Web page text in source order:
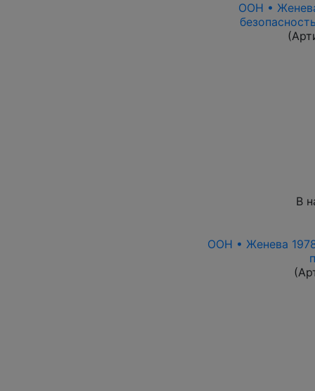
ООН •
В
ООН • Женева